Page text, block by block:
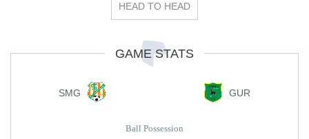
HEAD TO HEAD
GAME STATS
SMG GUR
Ball Possession